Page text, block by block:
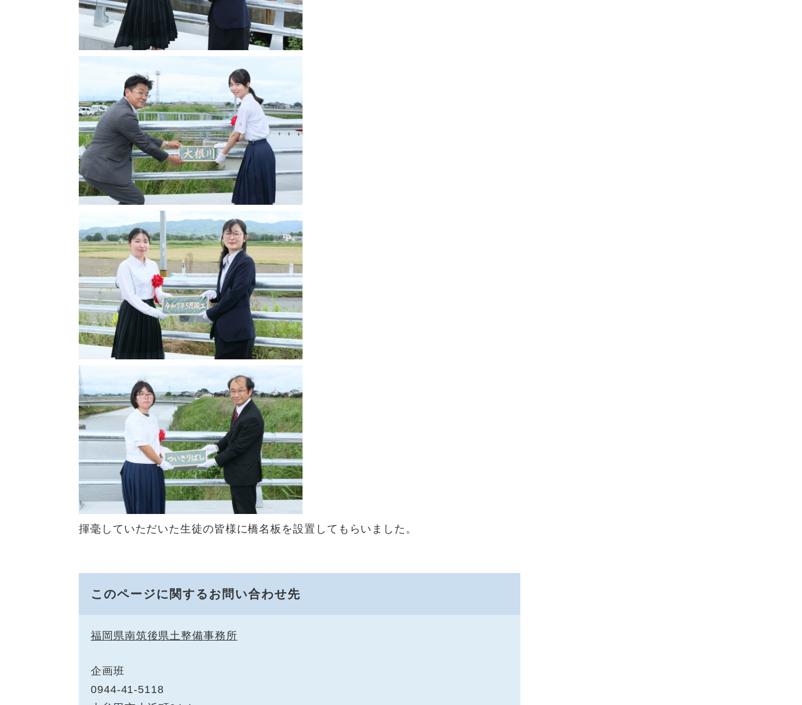
揮毫していただいた生徒の皆様に橋名板を設置してもらいました。
このページに関するお問い合わせ先
福岡県南筑後県土整備事務所
企画班
0944-41-5118